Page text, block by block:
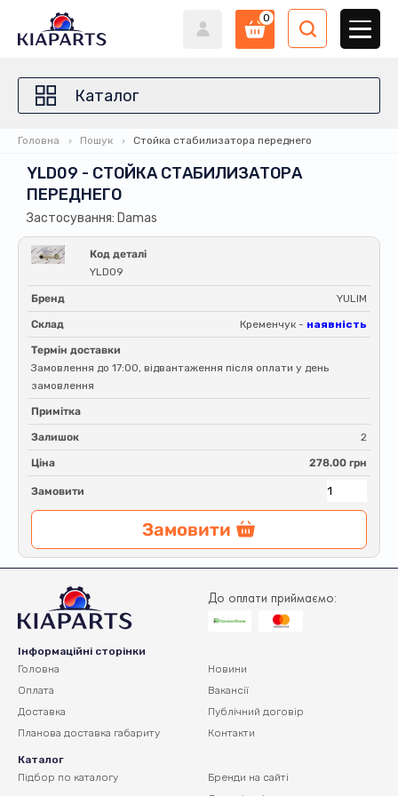
0
Каталог
Головна Пошук Стойка стабилизатора переднего
YLD09 - СТОЙКА СТАБИЛИЗАТОРА
ПЕРЕДНЕГО
Застосування: Damas
Код деталі
YLD09
Бренд YULIM
Склад Кременчук - наявність
Термін доставки
Замовлення до 17:00, відвантаження після оплати у день
замовлення
Примітка
Залишок 2
Ціна 278.00 грн
Замовити
Замовити
До оплати приймаємо:
Інформаційні сторінки
Головна
Оплата
Доставка
Планова доставка габариту
Новини
Вакансії
Публічний договір
Контакти
Каталог
Підбор по каталогу
Бренди на сайті